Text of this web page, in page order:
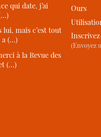
qui date, j’ai
lui, mais c’est tout
a (…)
à la Revue des
(…)
Ours
(Envoyez